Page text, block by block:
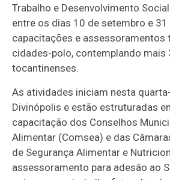
Trabalho e Desenvolvimento
entre os dias 10 de setembro e
capacitações e assessoramentos
cidades-polo, contemplando mais
tocantinenses.
As atividades iniciam nesta
Divinópolis e estão estruturadas
capacitação dos Conselhos
Alimentar (Comsea) e das
de Segurança Alimentar e
assessoramento para adesão ao